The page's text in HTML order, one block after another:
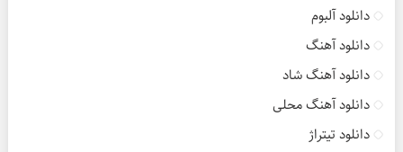
دانلود آلبوم
دانلود آهنگ
دانلود آهنگ شاد
دانلود آهنگ محلی
دانلود تیتراژ